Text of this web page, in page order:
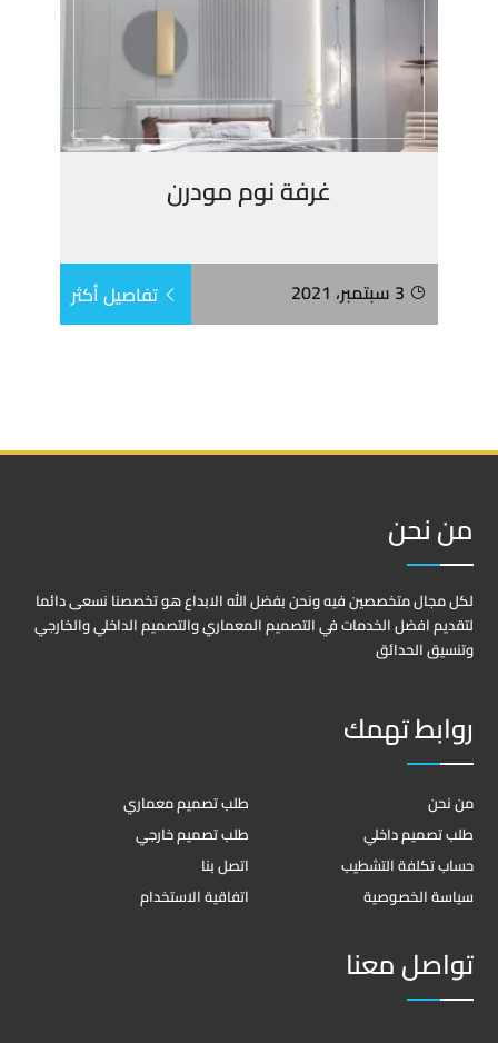
غرفة نوم مودرن
تفاصيل أكثر
من نحن
لكل مجال متخصصين فيه ونحن بفضل الله الابداع هو تخصصنا نسعى دائما
لتقديم افضل الخدمات في التصميم المعماري والتصميم الداخلي والخارجي
وتنسيق الحدائق
روابط تهمك
من نحن
طلب تصميم معماري
طلب تصميم داخلي
طلب تصميم خارجي
حساب تكلفة التشطيب
اتصل بنا
سياسة الخصوصية
اتفاقية الاستخدام
تواصل معنا